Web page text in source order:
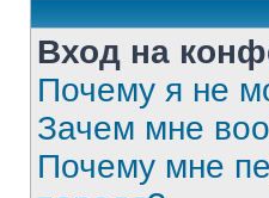
Вход на
Почему я не
Зачем мне
Почему мне